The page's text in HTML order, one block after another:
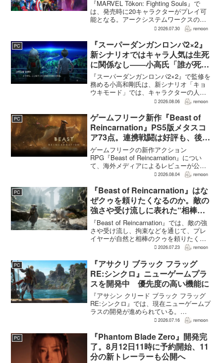
『MARVEL Tōkon: Fighting Souls』で
は、発売時に20キャラクターがプレイ可
能となる。アークシステムワークスの山
中丈嗣プロデューサーは、この人数につ
果だと説明。そのうえで、同社らし...
2026.07.30 remoon
PC
『スーパーダンガンロンパ2×2』
新シナリオではキャラ人気は生死
に関係なし――小高氏「誰が死ん
でもヘイトメールは送らないで」
『スーパーダンガンロンパ2×2』で監修を
務める小高和剛氏は、新シナリオ「キョ
ウキモード」では、キャラクターの人気
にかかわらず退場させるとRPG Siteのイ
作と変わることで、これまで見られなか
った一面がよ...
2026.08.06 remoon
PC
ゲームフリーク新作『Beast of
Reincarnation』PS5版メタスコ
ア73点。連携戦闘は好評も、後半
の“ボス再戦続き”には不満
ゲームフリークの新作アクション
RPG『Beast of Reincarnation』につい
て、海外メディアによるレビューが公開
された。PS5版のメタスコアは73。採点
否両論で、不評に分類されたレビュ...
2026.08.04 remoon
PC
『Beast of Reincarnation』はな
ぜクゥを頼りたくなるのか。敵の
強さや受け流しに表れた“相棒と
の共闘”設計
『Beast of Reincarnation』では、敵の強
さや受け流し、拘束などを通じて、プレ
イヤーが自然と相棒のクゥを頼りたくな
る戦闘が設計されている。そうした設計
ナリオライターを務めるゲームフリー
ク...
2026.07.23 remoon
PC
『アサクリ ブラック フラッグ
RE:シンクロ』ニューゲームプラ
スを開発中 優先度の高い機能に
『アサシン クリード ブラック フラッグ
RE:シンクロ』では、現在ニューゲームプ
ラスの開発が進められている。
GamesRadar+によると、ゲームディレク
JorRaptor氏による...
2026.07.16 remoon
PC
『Phantom Blade Zero』開発完
了。8月12日11時に予約開始、11
分の新トレーラーも公開へ